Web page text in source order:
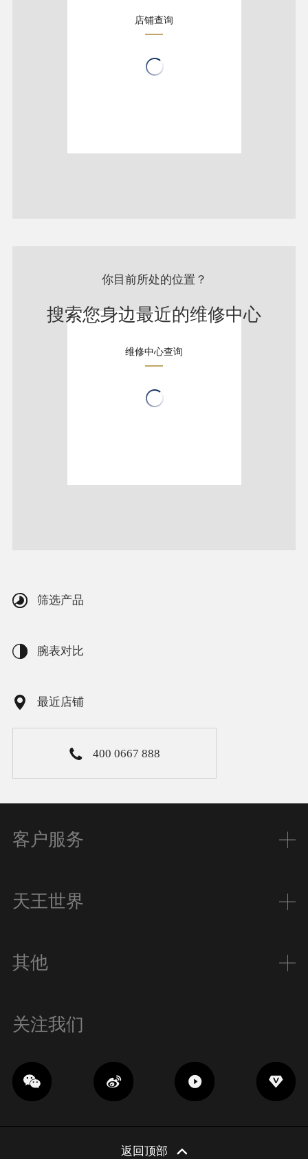
店铺查询
你目前所处的位置？
搜索您身边最近的维修中心
维修中心查询
筛选产品
腕表对比
最近店铺
400 0667 888
客户服务
天王世界
其他
关注我们
返回顶部